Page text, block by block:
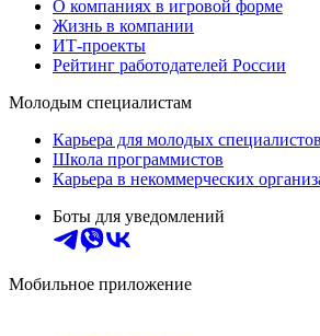
О компаниях в игровой форме
Жизнь в компании
ИТ-проекты
Рейтинг работодателей России
Молодым специалистам
Карьера для молодых специалистов
Школа программистов
Карьера в некоммерческих
Боты для уведомлений
Мобильное приложение